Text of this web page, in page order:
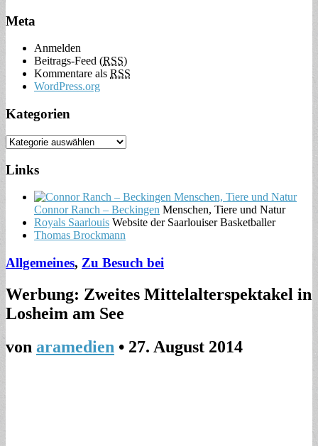
Meta
Anmelden
Beitrags-Feed (RSS)
Kommentare als RSS
WordPress.org
Kategorien
Links
Connor Ranch – Beckingen Menschen, Tiere und Natur
Royals Saarlouis Website der Saarlouiser Basketballer
Thomas Brockmann
Allgemeines, Zu Besuch bei
Werbung: Zweites Mittelalterspektakel in
Losheim am See
von aramedien • 27. August 2014